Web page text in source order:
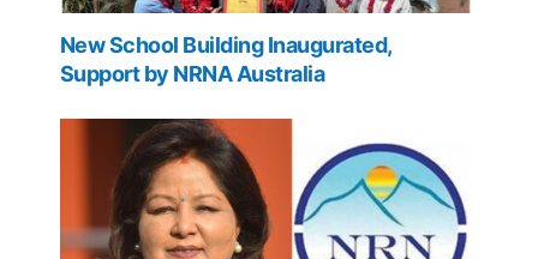
New School Building Inaugurated,
Support by NRNA Australia